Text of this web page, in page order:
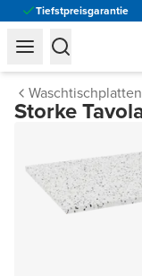
Tiefstpreisgarantie
Waschtischplatten
Storke